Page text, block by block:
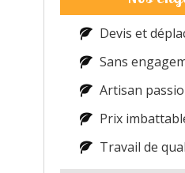
Devis et
Sans
Artisan
Prix
Travail de